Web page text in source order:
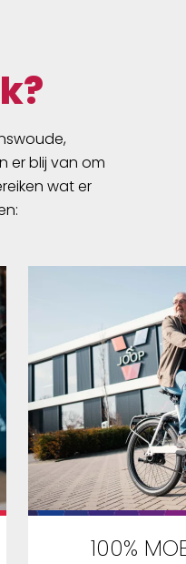
naar
er blij van om
wat er
100%